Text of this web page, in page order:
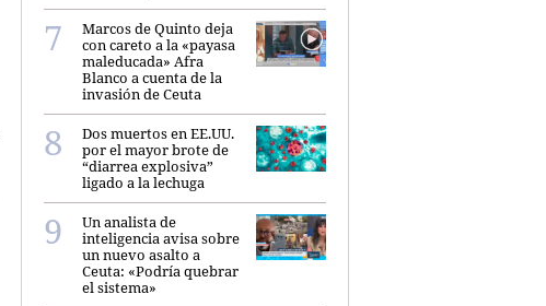
Marcos de Quinto deja
con careto a la «payasa
maleducada» Afra
Blanco a cuenta de la
invasión de Ceuta
Dos muertos en EE.UU.
por el mayor brote de
“diarrea explosiva”
ligado a la lechuga
Un analista de
inteligencia avisa sobre
un nuevo asalto a
Ceuta: «Podría quebrar
el sistema»